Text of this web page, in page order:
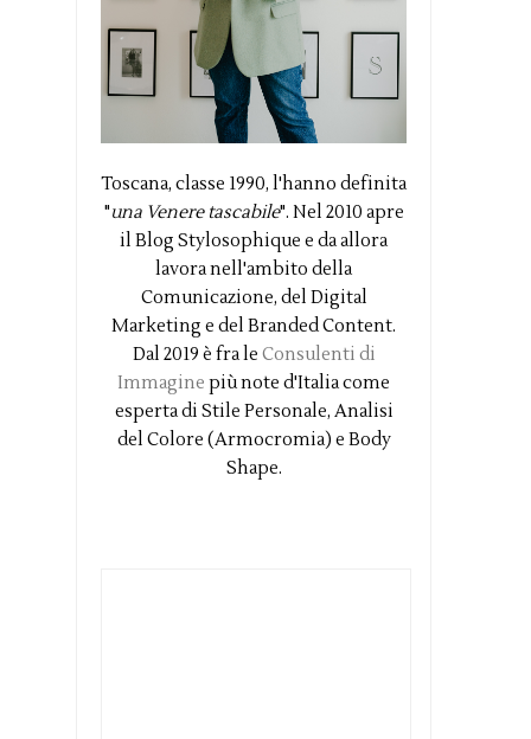
Toscana, classe 1990, l'hanno definita
"una Venere tascabile". Nel 2010 apre
il Blog Stylosophique e da allora
lavora nell'ambito della
Comunicazione, del Digital
Marketing e del Branded Content.
Dal 2019 è fra le Consulenti di
Immagine più note d'Italia come
esperta di Stile Personale, Analisi
del Colore (Armocromia) e Body
Shape.